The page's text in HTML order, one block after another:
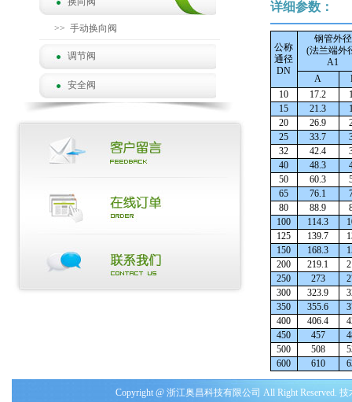
>> 手动换向阀
调节阀
安全阀
详细参数：
公称
通径
DN
钢管外径
(法兰端外
A1
A
10
17.2
15
21.3
20
26.9
25
33.7
32
42.4
40
48.3
50
60.3
65
76.1
80
88.9
100
114.3
125
139.7
150
168.3
200
219.1
250
273
300
323.9
350
355.6
400
406.4
450
457
500
508
600
610
Copyright @ 浙江奥昌科技有限公司 All Right Reserved.